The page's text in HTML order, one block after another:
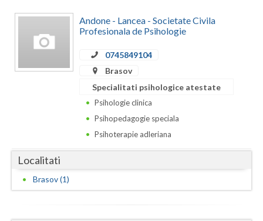
Calarasi
Caras-Severin
Dambovita
Andone - Lancea - Societate Civila
Profesionala de Psihologie
0745849104
Brasov
Specialitati psihologice atestate
Psihologie clinica
Psihopedagogie speciala
Psihoterapie adleriana
Localitati
Brasov (1)